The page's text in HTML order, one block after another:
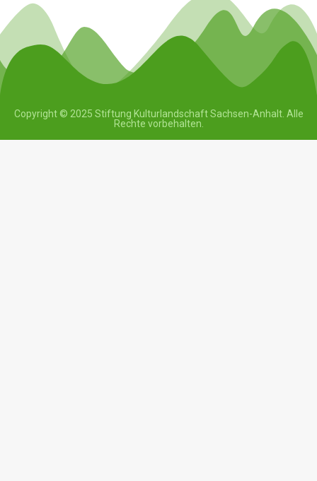
Copyright © 2025 Stiftung Kulturlandschaft Sachsen-Anhalt. Alle
Rechte vorbehalten.